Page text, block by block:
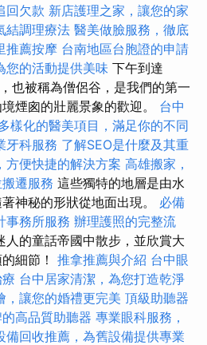
回欠款 新店護理之家，讓您的家
結調理療法 醫美做臉服務，徹底
推薦按摩 台南地區台胞證的申請
您的活動提供美味 下午到達
也被稱為僧侶谷，是我們的第一
煙囪的壯麗景象的歡迎。 台中
樣化的醫美項目，滿足你的不同
牙科服務 了解SEO是什麼及其重
方便快捷的解決方案 高雄搬家，
遷服務 這些獨特的地層是由水
神秘的形狀從地面出現。 必備
事務所服務 辦理護照的完整流
人的童話帝國中散步，並欣賞大
細節！ 推拿推薦與介紹 台中眼
台中居家清潔，為您打造乾淨
，讓您的婚禮更完美 頂級助聽器
高品質助聽器 專業眼科服務，
備回收推薦，為舊設備提供專業